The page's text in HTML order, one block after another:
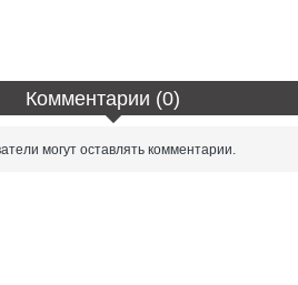
Комментарии (0)
могут оставлять комментарии.